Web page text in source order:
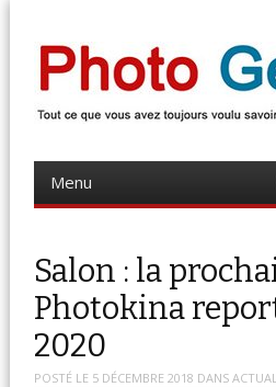
Photo Geek
Menu
content
Salon : la
Photokina
2020
POSTÉ LE 5 DÉCEMBRE 2018 DANS